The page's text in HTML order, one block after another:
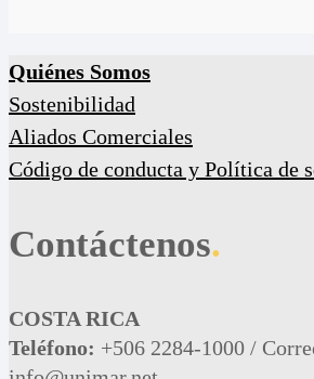
Quiénes Somos
Sostenibilidad
Aliados Comerciales
Código de conducta y Política de
Contáctenos.
COSTA RICA
Teléfono: +506 2284-1000 /